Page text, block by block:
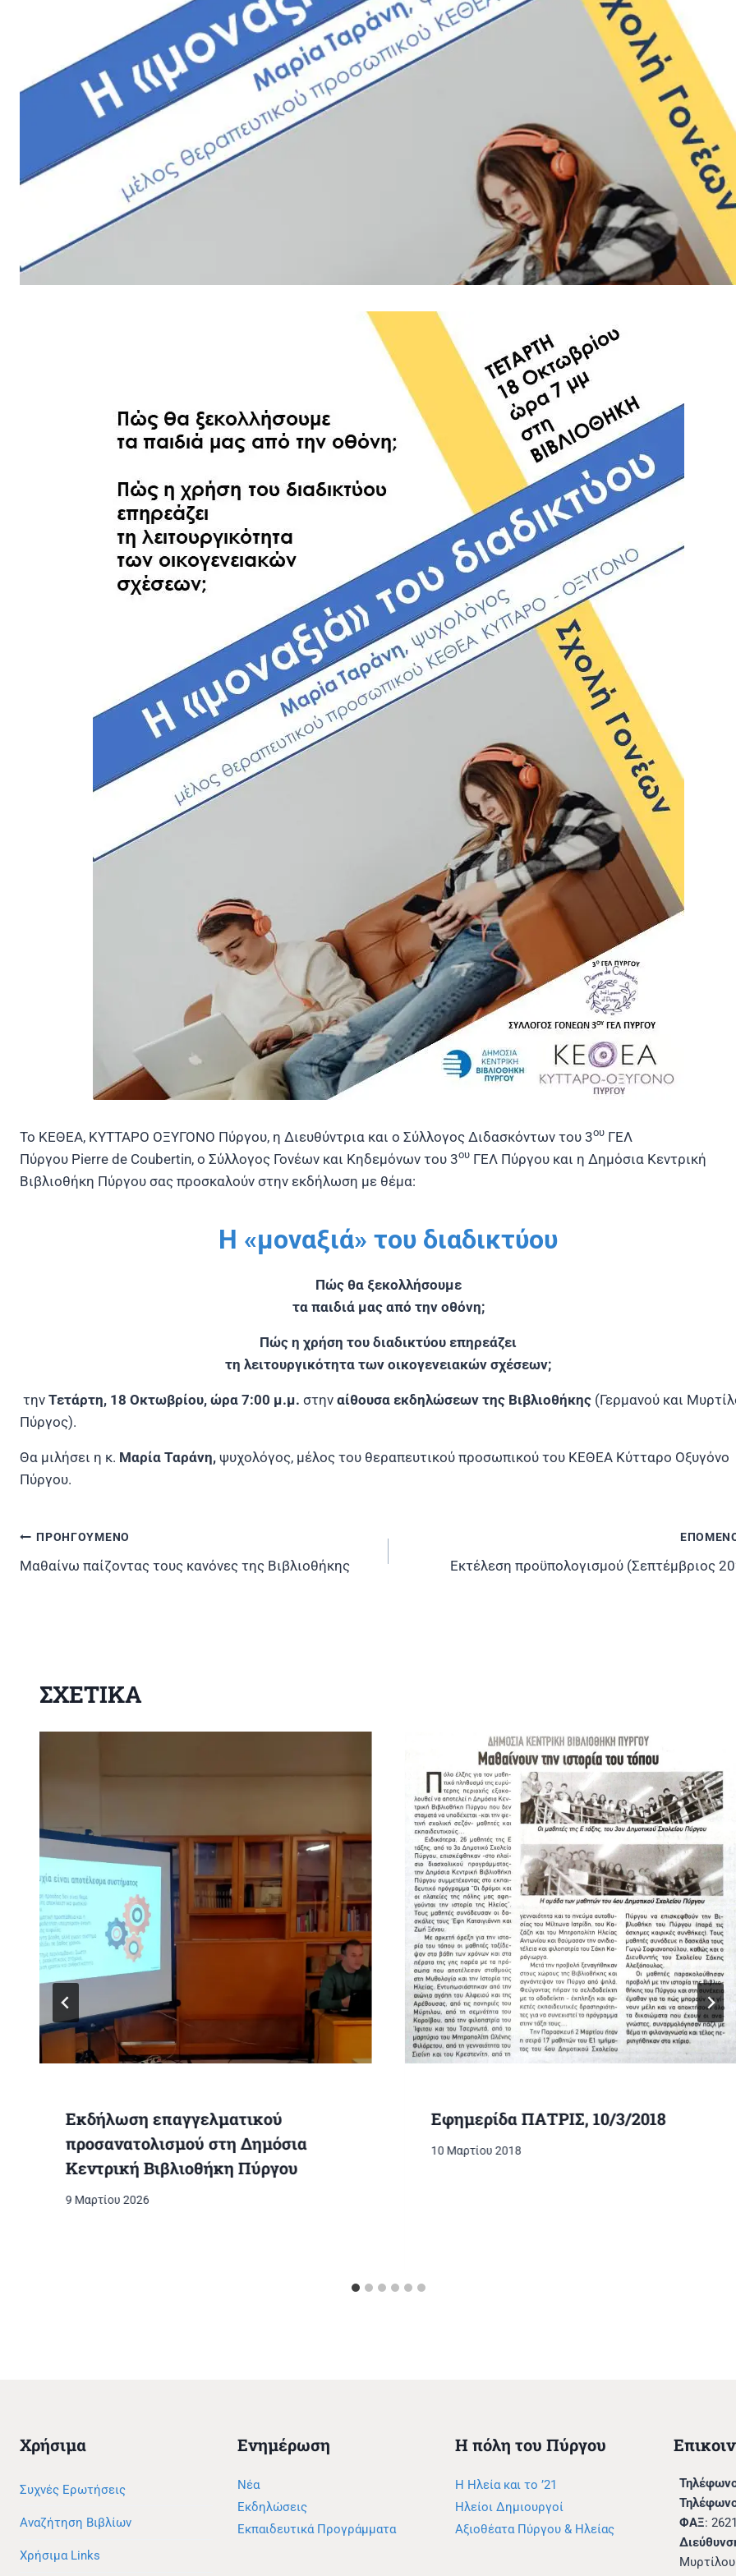
Το ΚΕΘΕΑ, ΚΥΤΤΑΡΟ ΟΞΥΓΟΝΟ Πύργου, η Διευθύντρια και ο Σύλλογος Διδασκόντων του 3ου ΓΕΛ
Πύργου Pierre de Coubertin, ο Σύλλογος Γονέων και Κηδεμόνων του 3ου ΓΕΛ Πύργου και η Δημόσια Κεντρική
Βιβλιοθήκη Πύργου σας προσκαλούν στην εκδήλωση με θέμα:
Η «μοναξιά» του διαδικτύου
Πώς θα ξεκολλήσουμε
τα παιδιά μας από την οθόνη;
Πώς η χρήση του διαδικτύου επηρεάζει
τη λειτουργικότητα των οικογενειακών σχέσεων;
την Τετάρτη, 18 Οκτωβρίου, ώρα 7:00 μ.μ. στην αίθουσα εκδηλώσεων της Βιβλιοθήκης (Γερμανού και
Πύργος).
Θα μιλήσει η κ. Μαρία Ταράνη, ψυχολόγος, μέλος του θεραπευτικού προσωπικού του ΚΕΘΕΑ Κύτταρο Οξυγόνο
Πύργου.
Πλοήγηση
ΠΡΟΗΓΟΥΜΕΝΟ
Μαθαίνω παίζοντας τους κανόνες της Βιβλιοθήκης Εκτέλεση προϋπολογισμού (Σεπτέμβριος
ΣΧΕΤΙΚΑ
Εκδήλωση επαγγελματικού
προσανατολισμού στη Δημόσια
Κεντρική Βιβλιοθήκη Πύργου
9 Μαρτίου 2026
Εφημερίδα ΠΑΤΡΙΣ, 10/3/2018
10 Μαρτίου 2018
Χρήσιμα
Συχνές Ερωτήσεις
Αναζήτηση Βιβλίων
Χρήσιμα Links
Ενημέρωση
Νέα
Εκδηλώσεις
Εκπαιδευτικά Προγράμματα
Η πόλη του Πύργου
Η Ηλεία και το ’21
Ηλείοι Δημιουργοί
Αξιοθέατα Πύργου & Ηλείας
ΦΑΞ:
Μυρτίλου